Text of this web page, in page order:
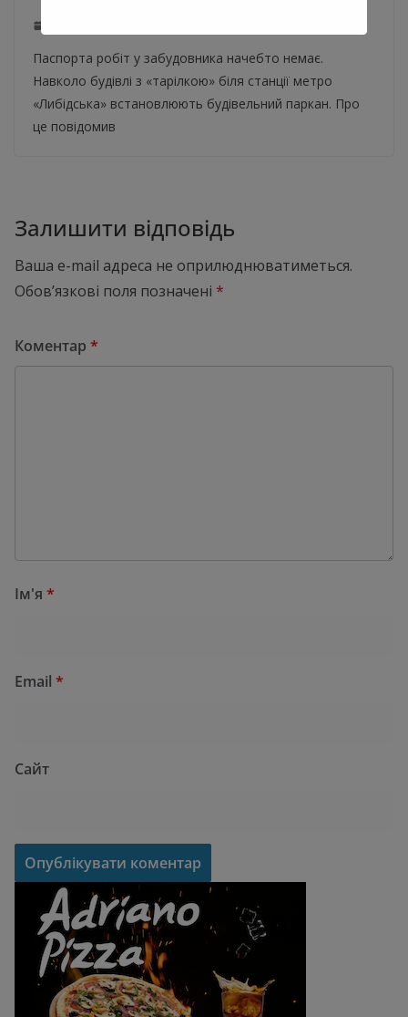
Паспорта робіт у забудовника начебто немає.
Навколо будівлі з «тарілкою» біля станції метро
«Либідська» встановлюють будівельний паркан. Про
це повідомив
Залишити відповідь
Ваша e-mail адреса не оприлюднюватиметься.
Обов’язкові поля позначені *
Коментар *
Ім'я *
Email *
Сайт